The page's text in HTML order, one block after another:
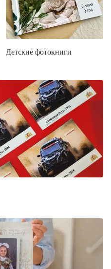
Детские фотокниги